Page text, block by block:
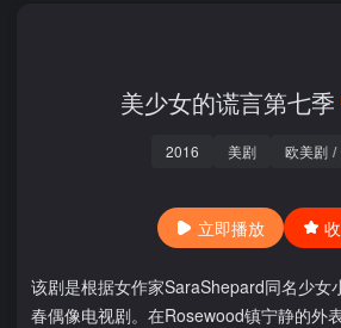
美少女的谎言第七季
2016 美剧 欧美剧 /
立即播放
该剧是根据女作家SaraShepard同名少女
春偶像电视剧。在Rosewood镇宁静的外